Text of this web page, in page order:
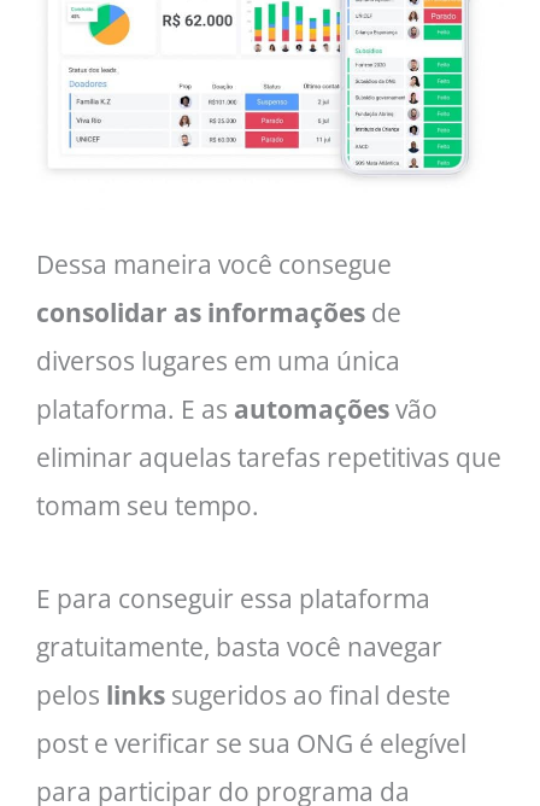
Dessa maneira você consegue
consolidar as informações de
diversos lugares em uma única
plataforma. E as automaçõesvão
eliminar aquelas tarefas repetitivas que
tomam seu tempo.
E para conseguir essa plataforma
gratuitamente, basta você navegar
pelos links sugeridos ao final deste
post e verificar se sua ONG é elegível
para participar do programa da